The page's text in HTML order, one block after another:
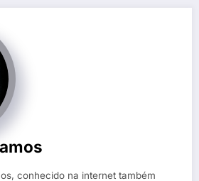
conhecido na internet também